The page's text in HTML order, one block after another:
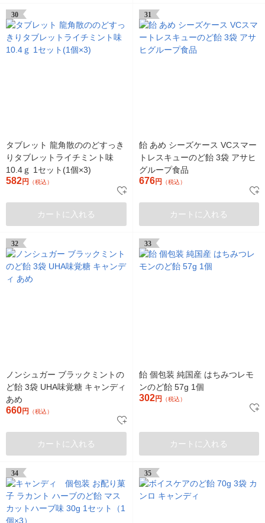
30
タブレット 龍角散ののどすっき
りタブレットライチミント味
10.4ｇ 1セット(1個×3)
582円 （税込）
カートに入れる
31
飴 あめ シーズケース VCスマー
トレスキューのど飴 3袋 アサヒ
グループ食品
676円 （税込）
カートに入れる
32
ノンシュガー ブラックミントの
ど飴 3袋 UHA味覚糖 キャンディ
あめ
660円 （税込）
カートに入れる
33
飴 個包装 純国産 はちみつレモ
ンのど飴 57g 1個
302円 （税込）
カートに入れる
34 35